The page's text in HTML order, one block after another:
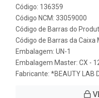
Código: 136359
Código NCM: 33059000
Código de Barras do
Código de Barras da
Embalagem: UN-1
Embalagem Master: CX -
Fabricante: *BEAUTY LAB